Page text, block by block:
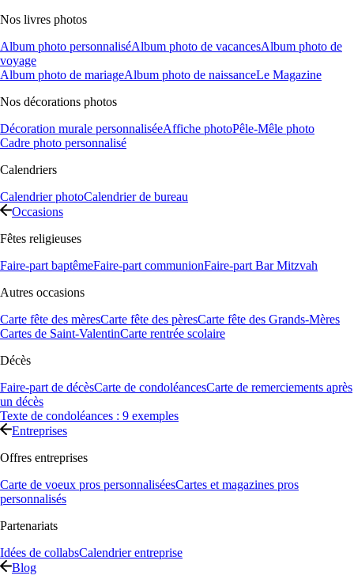
Nos livres photos
Album photo personnaliséAlbum photo de vacancesAlbum photo de
voyage
Album photo de mariageAlbum photo de naissanceLe Magazine
Nos décorations photos
Décoration murale personnaliséeAffiche photoPêle-Mêle photo
Cadre photo personnalisé
Calendriers
Calendrier photoCalendrier de bureau
Occasions
Fêtes religieuses
Faire-part baptêmeFaire-part communionFaire-part Bar Mitzvah
Autres occasions
Carte fête des mèresCarte fête des pèresCarte fête des Grands-Mères
Cartes de Saint-ValentinCarte rentrée scolaire
Décès
Faire-part de décèsCarte de condoléancesCarte de remerciements après
un décès
Texte de condoléances : 9 exemples
Entreprises
Offres entreprises
Carte de voeux pros personnaliséesCartes et magazines pros
personnalisés
Partenariats
Idées de collabsCalendrier entreprise
Blog